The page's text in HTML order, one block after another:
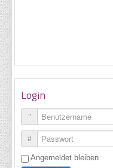
Login
Benutzername
Passwort
Angemeldet bleiben